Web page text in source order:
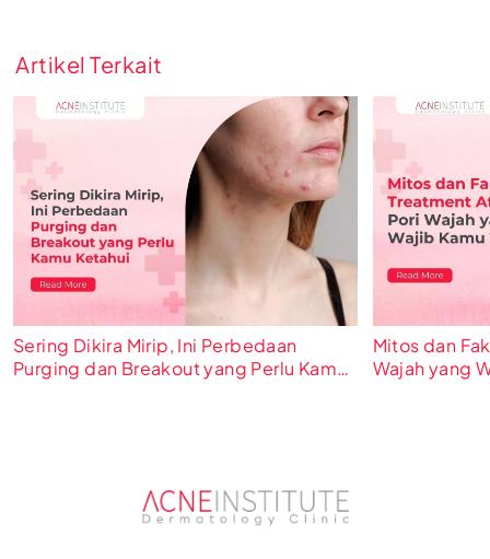
Artikel Terkait
Sering Dikira Mirip, Ini Perbedaan
Purging dan Breakout yang Perlu Kamu
Mitos dan
Wajah yang